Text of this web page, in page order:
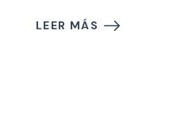
LEER MÁS